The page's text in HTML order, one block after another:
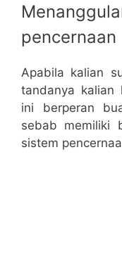
pencernaan
Apabila kalian
tandanya kalian
ini berperan
sebab memiliki
sistem